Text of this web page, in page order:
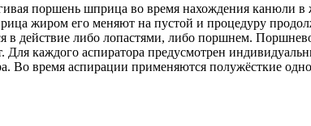
поршень шприца во время нахождения канюли
жиром его меняют на пустой и процедуру
в действие либо лопастями, либо поршнем.
каждого аспиратора предусмотрен
Во время аспирации применяются полужёсткие